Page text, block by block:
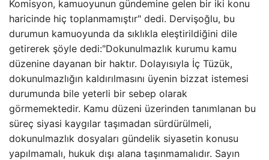
Komisyon, kamuoyunun gündemine gelen bir iki konu
haricinde hiç toplanmamıştır" dedi. Dervişoğlu, bu
durumun kamuoyunda da sıklıkla eleştirildiğini dile
getirerek şöyle dedi:"Dokunulmazlık kurumu kamu
düzenine dayanan bir haktır. Dolayısıyla İç Tüzük,
dokunulmazlığın kaldırılmasını üyenin bizzat istemesi
durumunda bile yeterli bir sebep olarak
görmemektedir. Kamu düzeni üzerinden tanımlanan bu
süreç siyasi kaygılar taşımadan sürdürülmeli,
dokunulmazlık dosyaları gündelik siyasetin konusu
yapılmamalı, hukuk dışı alana taşınmamalıdır. Sayın